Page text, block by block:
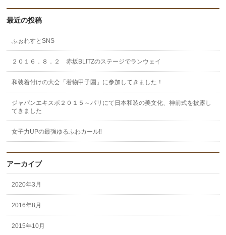
最近の投稿
ふぉれすとSNS
２０１６．８．２ 赤坂BLITZのステージでランウェイ
和装着付けの大会「着物甲子園」に参加してきました！
ジャパンエキスポ２０１５～パリにて日本和装の美文化、神前式を披露し
てきました
女子力UPの最強ゆるふわカール‼︎
アーカイブ
2020年3月
2016年8月
2015年10月